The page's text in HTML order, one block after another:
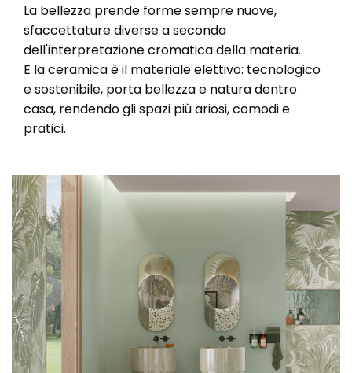
La bellezza prende forme sempre nuove,
sfaccettature diverse a seconda
dell'interpretazione cromatica della materia.
E la ceramica è il materiale elettivo: tecnologico
e sostenibile, porta bellezza e natura dentro
casa, rendendo gli spazi più ariosi, comodi e
pratici.